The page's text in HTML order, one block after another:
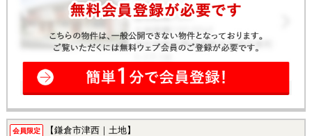
会員限定 【鎌倉市津西｜土地】